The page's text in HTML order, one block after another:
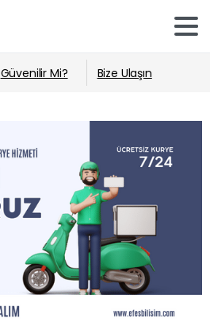
Güvenilir Mi? Bize Ulaşın